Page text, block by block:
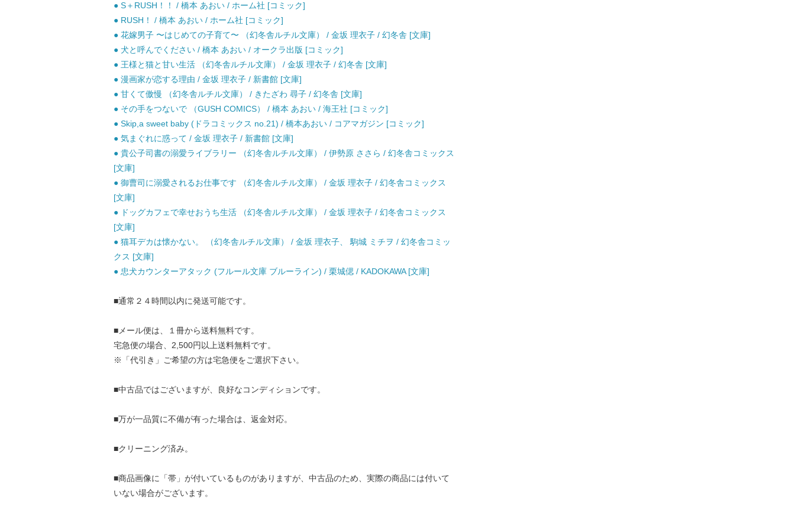
● S＋RUSH！！ / 橋本 あおい / ホーム社 [コミック]
● RUSH！ / 橋本 あおい / ホーム社 [コミック]
● 花嫁男子 〜はじめての子育て〜 （幻冬舎ルチル文庫） / 金坂 理衣子 / 幻冬舎 [文庫]
● 犬と呼んでください / 橋本 あおい / オークラ出版 [コミック]
● 王様と猫と甘い生活 （幻冬舎ルチル文庫） / 金坂 理衣子 / 幻冬舎 [文庫]
● 漫画家が恋する理由 / 金坂 理衣子 / 新書館 [文庫]
● 甘くて傲慢 （幻冬舎ルチル文庫） / きたざわ 尋子 / 幻冬舎 [文庫]
● その手をつないで （GUSH COMICS） / 橋本 あおい / 海王社 [コミック]
● Skip,a sweet baby (ドラコミックス no.21) / 橋本あおい / コアマガジン [コミック]
● 気まぐれに惑って / 金坂 理衣子 / 新書館 [文庫]
● 貴公子司書の溺愛ライブラリー （幻冬舎ルチル文庫） / 伊勢原 ささら / 幻冬舎コミックス
[文庫]
● 御曹司に溺愛されるお仕事です （幻冬舎ルチル文庫） / 金坂 理衣子 / 幻冬舎コミックス
[文庫]
● ドッグカフェで幸せおうち生活 （幻冬舎ルチル文庫） / 金坂 理衣子 / 幻冬舎コミックス
[文庫]
● 猫耳デカは懐かない。 （幻冬舎ルチル文庫） / 金坂 理衣子、 駒城 ミチヲ / 幻冬舎コミッ
クス [文庫]
● 忠犬カウンターアタック (フルール文庫 ブルーライン) / 栗城偲 / KADOKAWA [文庫]
■通常２４時間以内に発送可能です。
■メール便は、１冊から送料無料です。
宅急便の場合、2,500円以上送料無料です。
※「代引き」ご希望の方は宅急便をご選択下さい。
■中古品ではございますが、良好なコンディションです。
■万が一品質に不備が有った場合は、返金対応。
■クリーニング済み。
■商品画像に「帯」が付いているものがありますが、中古品のため、実際の商品には付いて
いない場合がございます。